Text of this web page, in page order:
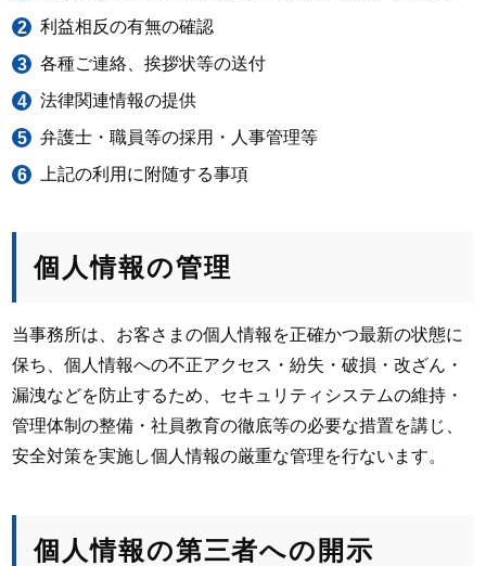
利益相反の有無の確認
各種ご連絡、挨拶状等の送付
法律関連情報の提供
弁護士・職員等の採用・人事管理等
上記の利用に附随する事項
個人情報の管理
当事務所は、お客さまの個人情報を正確かつ最新の状態に
保ち、個人情報への不正アクセス・紛失・破損・改ざん・
漏洩などを防止するため、セキュリティシステムの維持・
管理体制の整備・社員教育の徹底等の必要な措置を講じ、
安全対策を実施し個人情報の厳重な管理を行ないます。
個人情報の第三者への開示